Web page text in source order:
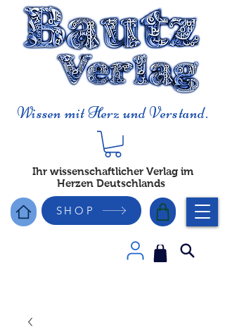
Wissen mit Herz und Verstand.
Ihr wissenschaftlicher Verlag im
Herzen Deutschlands
SHOP